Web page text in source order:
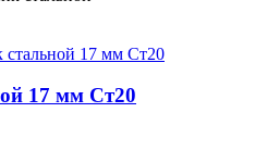
17 мм Ст20